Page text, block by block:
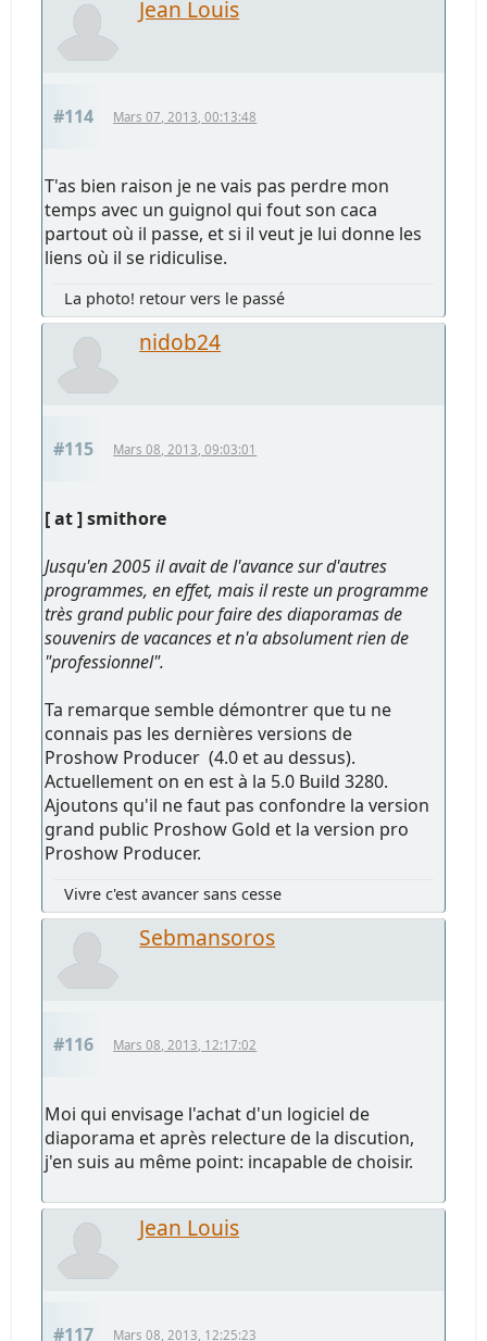
Jean Louis
#114 Mars 07, 2013, 00:13:48
T'as bien raison je ne vais pas perdre mon
temps avec un guignol qui fout son caca
partout où il passe, et si il veut je lui donne les
liens où il se ridiculise.
La photo! retour vers le passé
nidob24
#115 Mars 08, 2013, 09:03:01
[ at ] smithore
Jusqu'en 2005 il avait de l'avance sur d'autres
programmes, en effet, mais il reste un programme
très grand public pour faire des diaporamas de
souvenirs de vacances et n'a absolument rien de
"professionnel".
Ta remarque semble démontrer que tu ne
connais pas les dernières versions de
Proshow Producer (4.0 et au dessus).
Actuellement on en est à la 5.0 Build 3280.
Ajoutons qu'il ne faut pas confondre la version
grand public Proshow Gold et la version pro
Proshow Producer.
Vivre c'est avancer sans cesse
Sebmansoros
#116 Mars 08, 2013, 12:17:02
Moi qui envisage l'achat d'un logiciel de
diaporama et après relecture de la discution,
j'en suis au même point: incapable de choisir.
Jean Louis
#117 Mars 08, 2013, 12:25:23